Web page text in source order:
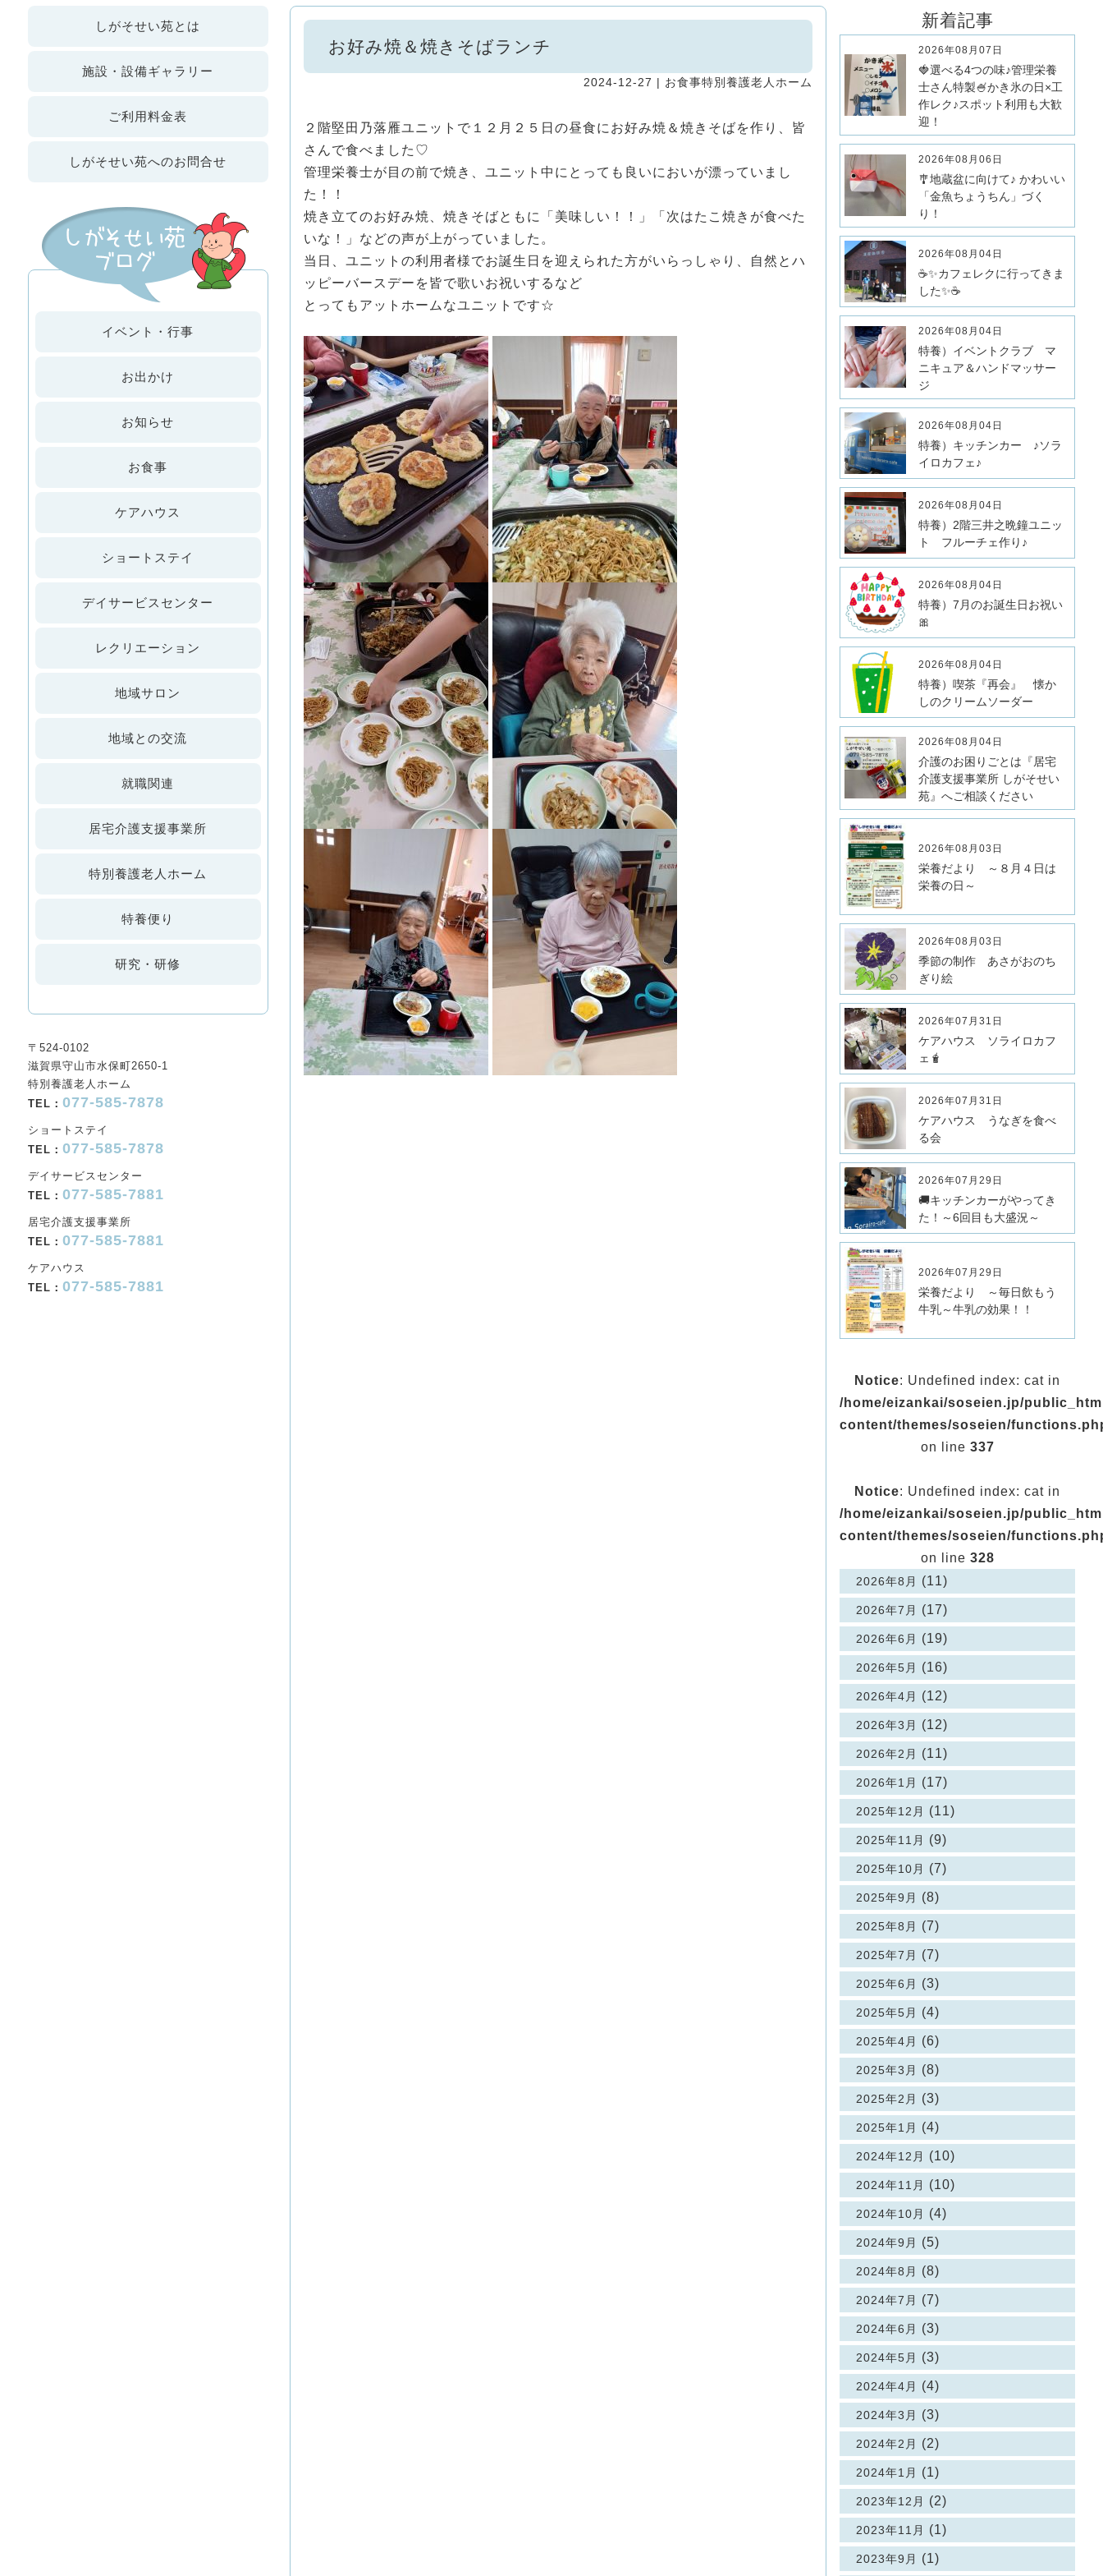
しがそせい苑とは
施設・設備ギャラリー
ご利用料金表
しがそせい苑へのお問合せ
イベント・行事
お出かけ
お知らせ
お食事
ケアハウス
ショートステイ
デイサービスセンター
レクリエーション
地域サロン
地域との交流
就職関連
居宅介護支援事業所
特別養護老人ホーム
特養便り
研究・研修
〒524-0102
滋賀県守山市水保町2650-1
特別養護老人ホーム
TEL： 077-585-7878
ショートステイ
TEL： 077-585-7878
デイサービスセンター
TEL： 077-585-7881
居宅介護支援事業所
TEL： 077-585-7881
ケアハウス
TEL： 077-585-7881
お好み焼＆焼きそばランチ
2024-12-27 | お食事特別養護老人ホーム
２階堅田乃落雁ユニットで１２月２５日の昼食にお好み焼＆焼きそばを作り、皆
さんで食べました♡
管理栄養士が目の前で焼き、ユニット中にとっても良いにおいが漂っていまし
た！！
焼き立てのお好み焼、焼きそばともに「美味しい！！」「次はたこ焼きが食べた
いな！」などの声が上がっていました。
当日、ユニットの利用者様でお誕生日を迎えられた方がいらっしゃり、自然とハ
ッピーバースデーを皆で歌いお祝いするなど
とってもアットホームなユニットです☆
新着記事
2026年08月07日
🍓選べる4つの味♪管理栄養
士さん特製🍧かき氷の日×工
作レク♪スポット利用も大歓
迎！
2026年08月06日
🎐地蔵盆に向けて♪ かわいい
「金魚ちょうちん」づく
り！
2026年08月04日
☕✨カフェレクに行ってきま
した✨☕
2026年08月04日
特養）イベントクラブ マ
ニキュア＆ハンドマッサー
ジ
2026年08月04日
特養）キッチンカー ♪ソラ
イロカフェ♪
2026年08月04日
特養）2階三井之晩鐘ユニッ
ト フルーチェ作り♪
2026年08月04日
特養）7月のお誕生日お祝い
🎀
2026年08月04日
特養）喫茶『再会』 懐か
しのクリームソーダー
2026年08月04日
介護のお困りごとは『居宅
介護支援事業所 しがそせい
苑』へご相談ください
2026年08月03日
栄養だより ～８月４日は
栄養の日～
2026年08月03日
季節の制作 あさがおのち
ぎり絵
2026年07月31日
ケアハウス ソライロカフ
ェ🧋
2026年07月31日
ケアハウス うなぎを食べ
る会
2026年07月29日
🚚キッチンカーがやってき
た！～6回目も大盛況～
2026年07月29日
栄養だより ～毎日飲もう
牛乳～牛乳の効果！！
Notice: Undefined index: cat in
/home/eizankai/soseien.jp/
content/themes/soseien/
on line 337
Notice: Undefined index: cat in
/home/eizankai/soseien.jp/
content/themes/soseien/
on line 328
2026年8月 (11)
2026年7月 (17)
2026年6月 (19)
2026年5月 (16)
2026年4月 (12)
2026年3月 (12)
2026年2月 (11)
2026年1月 (17)
2025年12月 (11)
2025年11月 (9)
2025年10月 (7)
2025年9月 (8)
2025年8月 (7)
2025年7月 (7)
2025年6月 (3)
2025年5月 (4)
2025年4月 (6)
2025年3月 (8)
2025年2月 (3)
2025年1月 (4)
2024年12月 (10)
2024年11月 (10)
2024年10月 (4)
2024年9月 (5)
2024年8月 (8)
2024年7月 (7)
2024年6月 (3)
2024年5月 (3)
2024年4月 (4)
2024年3月 (3)
2024年2月 (2)
2024年1月 (1)
2023年12月 (2)
2023年11月 (1)
2023年9月 (1)